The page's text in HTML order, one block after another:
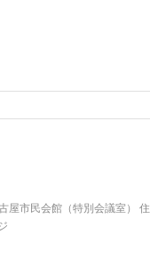
屋市民会館（特別会議室） 住